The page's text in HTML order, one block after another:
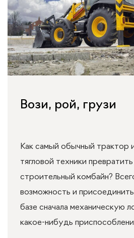
Вози, рой, грузи
Как самый обычный трактор
тягловой техники
строительный комбайн?
возможность и
базе сначала механическую
какое-нибудь